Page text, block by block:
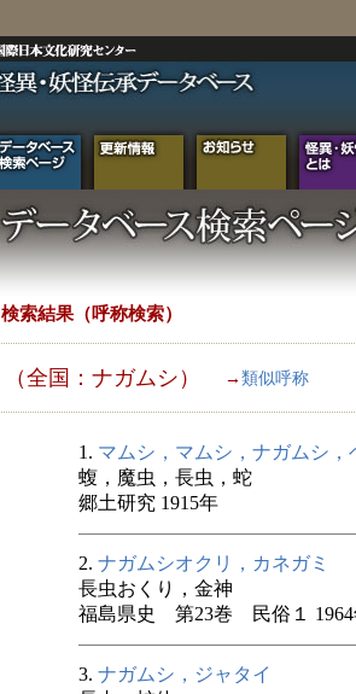
検索結果（呼称検索）
（全国：ナガムシ） → 類似呼称
1. マムシ，マムシ，ナガムシ，
蝮，魔虫，長虫，蛇
郷土研究 1915年
2. ナガムシオクリ，カネガミ
長虫おくり，金神
福島県史 第23巻 民俗１ 1964
3. ナガムシ，ジャタイ